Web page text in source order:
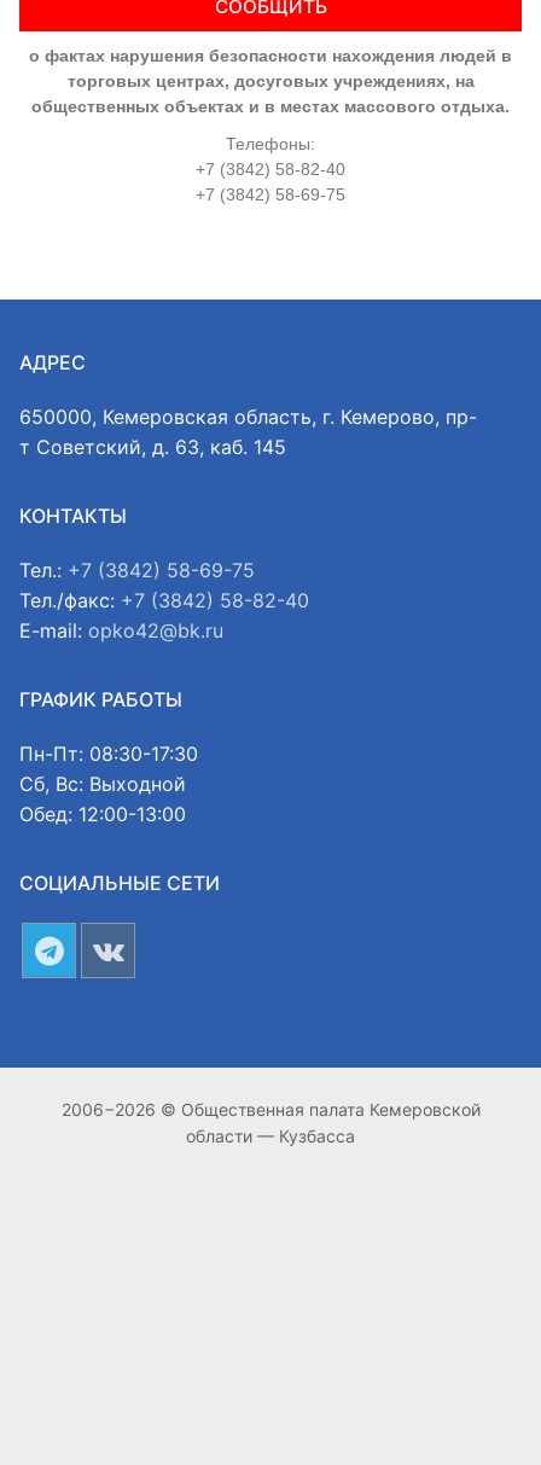
СООБЩИТЬ
о фактах нарушения безопасности нахождения людей в
торговых центрах, досуговых учреждениях, на
общественных объектах и в местах массового отдыха.
Телефоны:
+7 (3842) 58-82-40
+7 (3842) 58-69-75
АДРЕС
650000, Кемеровская область, г. Кемерово, пр-
т Советский, д. 63, каб. 145
КОНТАКТЫ
Тел.: +7 (3842) 58-69-75
Тел./факс: +7 (3842) 58-82-40
E-mail: opko42@bk.ru
ГРАФИК РАБОТЫ
Пн-Пт: 08:30-17:30
Сб, Вс: Выходной
Обед: 12:00-13:00
СОЦИАЛЬНЫЕ СЕТИ
2006−2026 © Общественная палата Кемеровской
области — Кузбасса